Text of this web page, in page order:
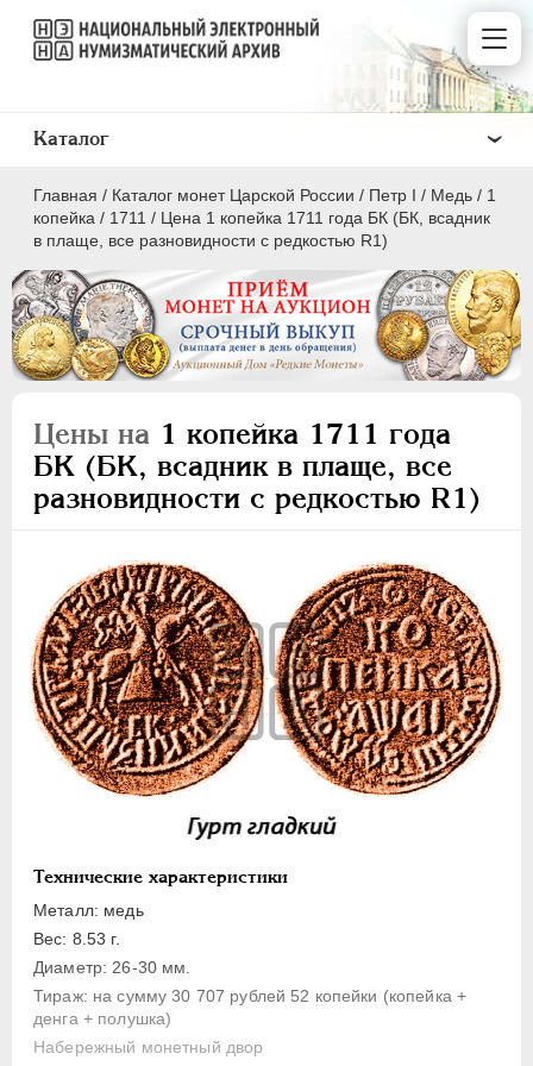
Главная / Каталог монет Царской России / Пeтр I / Медь / 1
копейка / 1711 / Цена 1 копейка 1711 года БК (БК, всадник
в плаще, все разновидности с редкостью R1)
Цены на 1 копейка 1711 года
БК (БК, всадник в плаще, все
разновидности с редкостью R1)
Технические характеристики
Металл: медь
Вес: 8.53 г.
Диаметр: 26-30 мм.
Тираж: на сумму 30 707 рублей 52 копейки (копейка +
денга + полушка)
Набережный монетный двор
Каталог
ПEТР I 1699 - 1725
Серебро
Медь
5 копеек
Полушка
Полполушки
Пробные
Для Речи Посполитой
Монетовидные жетоны
ЕКАТЕРИНА I 1725-1727
1727-1729
АННА ИОАННОВНА
ИОАНН АНТОНОВИЧ
ЕЛИЗАВЕТА
ПЕТР III 1762-1762
ЕКАТЕРИНА II 1762-1796
ПАВЕЛ I
1796-1801